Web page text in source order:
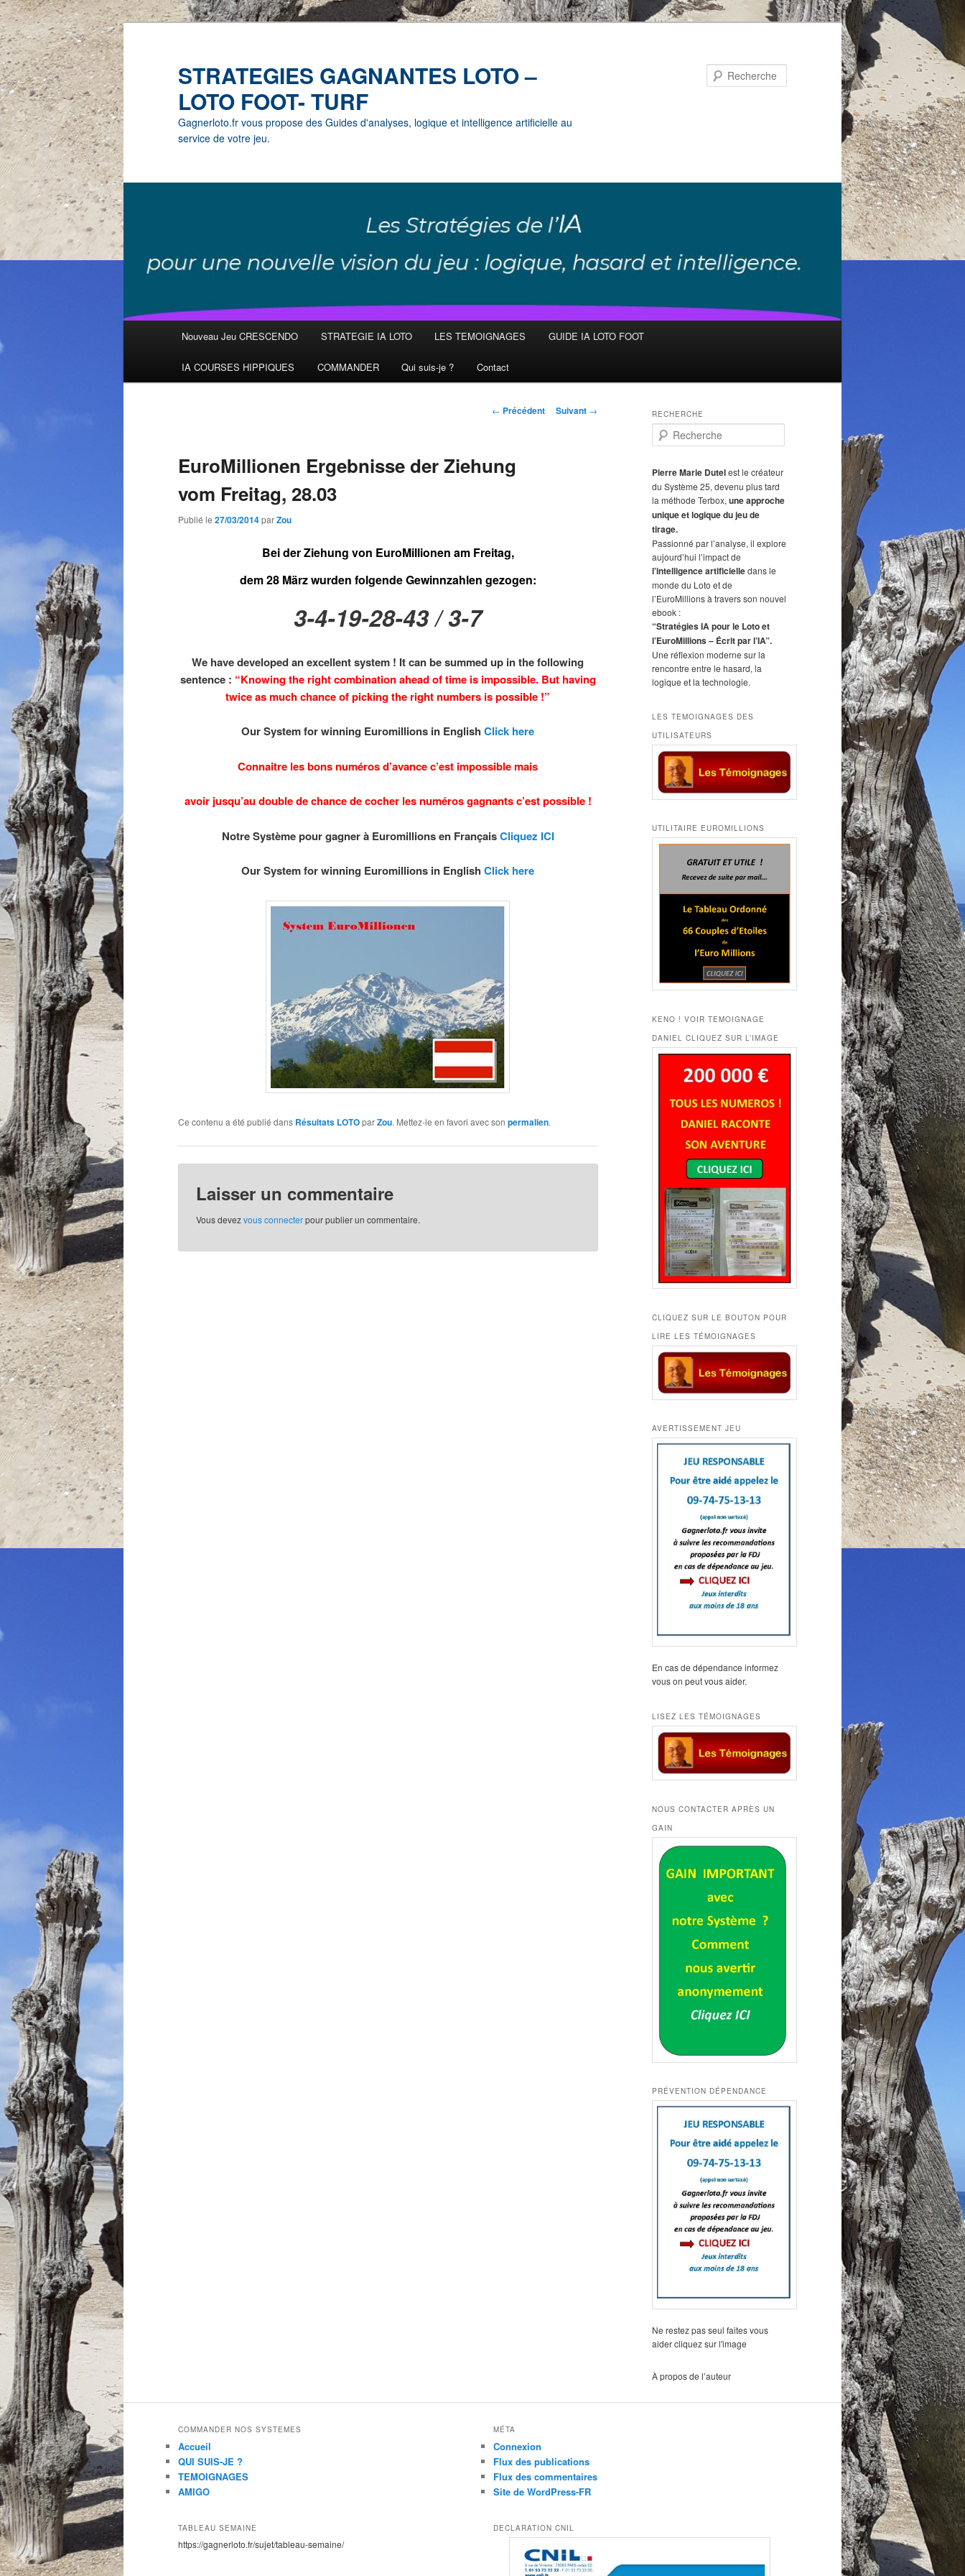
STRATEGIES GAGNANTES LOTO –
LOTO FOOT- TURF
Gagnerloto.fr vous propose des Guides d'analyses, logique et intelligence artificielle au
service de votre jeu.
Aller
au
Nouveau Jeu CRESCENDO STRATEGIE IA LOTO LES TEMOIGNAGES GUIDE IA LOTO FOOT
IA COURSES HIPPIQUES COMMANDER Qui suis-je ? Contact
Navigation
← Précédent Suivant →
EuroMillionen Ergebnisse der Ziehung
vom Freitag, 28.03
Publié le 27/03/2014parZou
Bei der Ziehung von EuroMillionen am Freitag,
dem 28 März wurden folgende Gewinnzahlen gezogen:
3-4-19-28-43 / 3-7
We have developed an excellent system ! It can be summed up in the following
sentence : “Knowing the right combination ahead of time is impossible. But having
twice as much chance of picking the right numbers is possible !”
Our System for winning Euromillions in English Click here
Connaitre les bons numéros d’avance c’est impossible mais
avoir jusqu’au double de chance de cocher les numéros gagnants c’est possible !
Notre Système pour gagner à Euromillions en FrançaisCliquez ICI
Our System for winning Euromillions in English Click here
Ce contenu a été publié dans Résultats LOTOparZou. Mettez-le en favori avec son permalien.
Laisser un commentaire
Vous devezvous connecterpour publier un commentaire.
RECHERCHE
e
h
e
r
c
h
e
Pierre Marie Dutelest le créateur
du Système 25, devenu plus tard
la méthode Terbox, une approche
unique et logique du jeu de
tirage.
Passionné par l’analyse, il explore
aujourd’hui l’impact de
l’intelligence artificielledans le
monde du Loto et de
l’EuroMillions à travers son nouvel
ebook :
“Stratégies IA pour le Loto et
l’EuroMillions – Écrit par l’IA”.
Une réflexion moderne sur la
rencontre entre le hasard, la
logique et la technologie.
LES TEMOIGNAGES DES
UTILISATEURS
UTILITAIRE EUROMILLIONS
KENO ! VOIR TEMOIGNAGE
DANIEL CLIQUEZ SUR L’IMAGE
CLIQUEZ SUR LE BOUTON POUR
LIRE LES TÉMOIGNAGES
AVERTISSEMENT JEU
En cas de dépendance informez
vous on peut vous aider.
LISEZ LES TÉMOIGNAGES
NOUS CONTACTER APRÈS UN
GAIN
PRÉVENTION DÉPENDANCE
Ne restez pas seul faites vous
aider cliquez sur l'image
À propos de l’auteur
COMMANDER NOS SYSTEMES
Accueil
QUI SUIS-JE ?
TEMOIGNAGES
AMIGO
TABLEAU SEMAINE
https://gagnerloto.fr/sujet/tableau-semaine/
MÉTA
Connexion
Flux des publications
Flux des commentaires
Site de WordPress-FR
DECLARATION CNIL